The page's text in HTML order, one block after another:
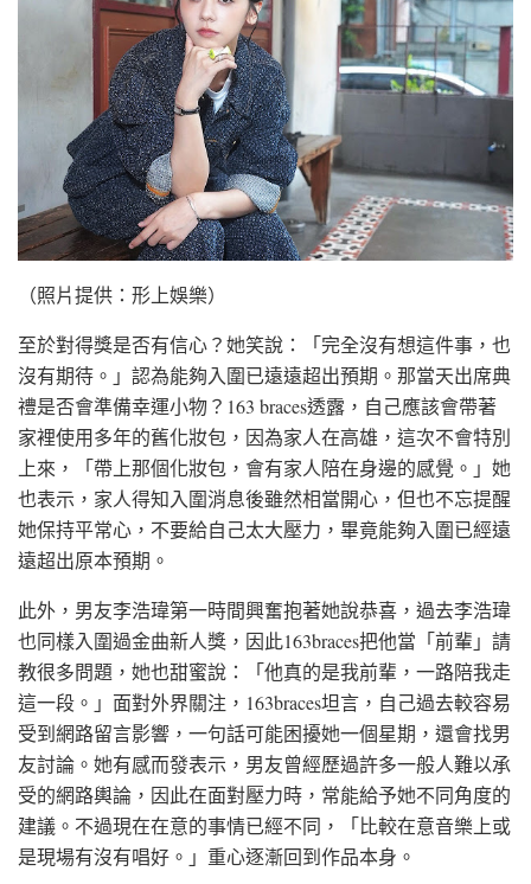
（照片提供：形上娛樂）
至於對得獎是否有信心？她笑說：「完全沒有想這件事，也
沒有期待。」認為能夠入圍已遠遠超出預期。那當天出席典
禮是否會準備幸運小物？163 braces透露，自己應該會帶著
家裡使用多年的舊化妝包，因為家人在高雄，這次不會特別
上來，「帶上那個化妝包，會有家人陪在身邊的感覺。」她
也表示，家人得知入圍消息後雖然相當開心，但也不忘提醒
她保持平常心，不要給自己太大壓力，畢竟能夠入圍已經遠
遠超出原本預期。
此外，男友李浩瑋第一時間興奮抱著她說恭喜，過去李浩瑋
也同樣入圍過金曲新人獎，因此163braces把他當「前輩」請
教很多問題，她也甜蜜說：「他真的是我前輩，一路陪我走
這一段。」面對外界關注，163braces坦言，自己過去較容易
受到網路留言影響，一句話可能困擾她一個星期，還會找男
友討論。她有感而發表示，男友曾經歷過許多一般人難以承
受的網路輿論，因此在面對壓力時，常能給予她不同角度的
建議。不過現在在意的事情已經不同，「比較在意音樂上或
是現場有沒有唱好。」重心逐漸回到作品本身。